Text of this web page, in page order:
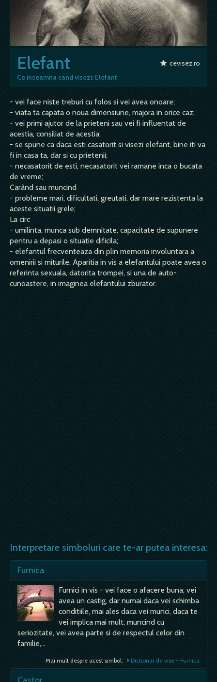
Elefant
Ce inseamna cand visezi: Elefant
cevisez.ro
- vei face niste treburi cu folos si vei avea onoare;
- viata ta capata o noua dimensiune, majora in orice caz;
- vei primi ajutor de la prieteni sau vei fi influentat de
acestia, consiliat de acestia;
- se spune ca daca esti casatorit si visezi elefant, bine iti va
fi in casa ta, dar si cu prietenii;
- necasatorit de esti, necasatorit vei ramane inca o bucata
de vreme;
Carând sau muncind
- probleme mari, dificultati, greutati, dar mare rezistenta la
aceste situatii grele;
La circ
- umilinta, munca sub demnitate, capacitate de supunere
pentru a depasi o situatie dificila;
- elefantul frecventeaza din plin memoria involuntara a
omenirii si miturile. Aparitia in vis a elefantului poate avea o
referinta sexuala, datorita trompei, si una de auto-
cunoastere, in imaginea elefantului zburator.
Interpretare simboluri care te-ar putea interesa:
Furnica
Furnici in vis - vei face o afacere buna, vei
avea un castig, dar numai daca vei schimba
conditiile, mai ales daca vei munci, daca te
vei implica mai mult; muncind cu
seriozitate, vei avea parte si de respectul celor din
familie,…
Mai mult despre acest simbol: Dictionar de vise ~ Furnica